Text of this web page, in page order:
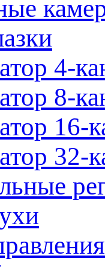
4-
8-
16-
32-